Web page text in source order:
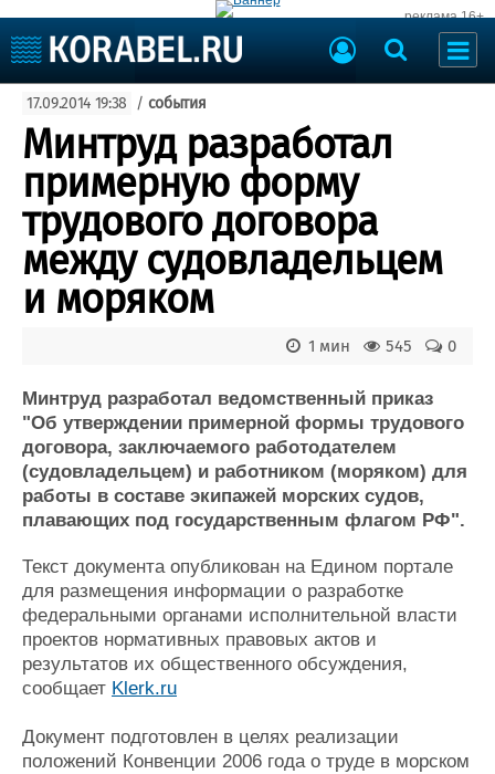
реклама 16+
Судоходство
Судоремонт
События
Пресс-релизы
Порты
Рыболовство
ВМФ
Образование
Яхты и катера
Еще
Судостроение
Компании
Репутация
Работа
Крюинг
Журнал
Доска объявлений
Оборудование
Изделия
Материалы
Услуги
Конференции
Выставки и семинары
Личности
Словарь
Флот
Галерея флота
Форум
17.09.2014 19:38 / события
Минтруд разработал
примерную форму
трудового договора
между судовладельцем
и моряком
0
545
1 мин
Минтруд разработал ведомственный приказ
"Об утверждении примерной формы трудового
договора, заключаемого работодателем
(судовладельцем) и работником (моряком) для
работы в составе экипажей морских судов,
плавающих под государственным флагом РФ".
Текст документа опубликован на Едином портале
для размещения информации о разработке
федеральными органами исполнительной власти
проектов нормативных правовых актов и
результатов их общественного обсуждения,
сообщает Klerk.ru
Документ подготовлен в целях реализации
положений Конвенции 2006 года о труде в морском